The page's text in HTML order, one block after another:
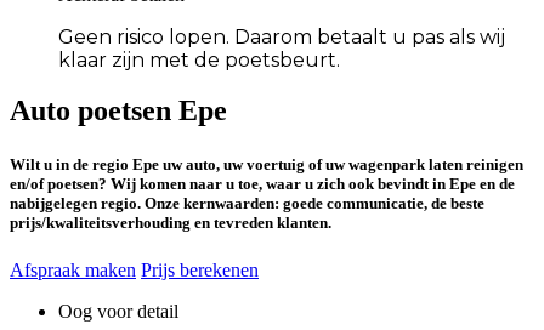
Geen risico lopen. Daarom betaalt u pas als wij
klaar zijn met de poetsbeurt.
Auto poetsen Epe
Wilt u in de regio Epe uw auto, uw voertuig of uw wagenpark laten reinigen
en/of poetsen? Wij komen naar u toe, waar u zich ook bevindt in Epe en de
nabijgelegen regio. Onze kernwaarden: goede communicatie, de beste
prijs/kwaliteitsverhouding en tevreden klanten.
Afspraak maken Prijs berekenen
Oog voor detail